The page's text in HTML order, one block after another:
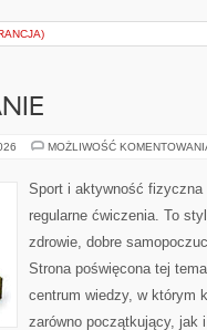
MOŻLIWOŚĆ
Sport i aktywność
regularne ćwiczenia. To
zdrowie, dobre
Strona poświęcona tej
centrum wiedzy, w którym
zarówno początkujący, jak